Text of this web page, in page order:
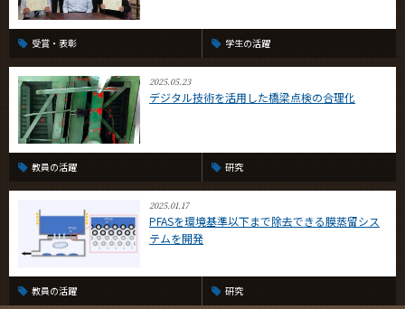
受賞・表彰 学生の活躍
2025.05.23
デジタル技術を活用した橋梁点検の合理化
教員の活躍 研究
2025.01.17
PFASを環境基準以下まで除去できる膜蒸留シス
テムを開発
教員の活躍 研究